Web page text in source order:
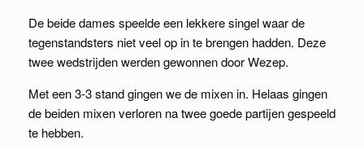
De beide dames speelde een lekkere singel waar de
tegenstandsters niet veel op in te brengen hadden. Deze
twee wedstrijden werden gewonnen door Wezep.
Met een 3-3 stand gingen we de mixen in. Helaas gingen
de beiden mixen verloren na twee goede partijen gespeeld
te hebben.